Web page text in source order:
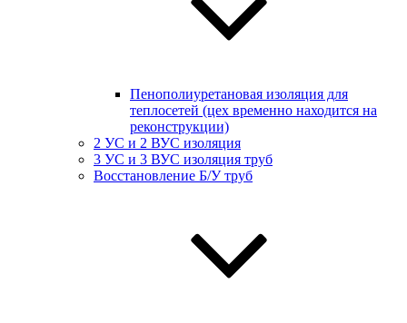
Пенополиуретановая изоляция для
теплосетей (цех временно находится на
реконструкции)
2 УС и 2 ВУС изоляция
3 УС и 3 ВУС изоляция труб
Восстановление Б/У труб